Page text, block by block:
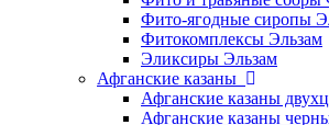
Фито-ягодные сиропы
Фитокомплексы Эльзам
Эликсиры Эльзам
Афганские казаны
Афганские казаны
Афганские казаны